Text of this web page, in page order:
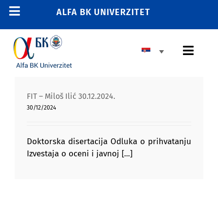
Skip
content
Toggle
Navigation
POČETNA
E-STUDENT
E-ZAPOSLENI
info@alfa.edu.rs
ALFA BK UNIVERZITET
MASTER STUDIJE
DOKTORSKE STUDIJE
FIT – Miloš Ilić 30.12.2024.
30/12/2024
Doktorska disertacija Odluka o prihvatanju
Izvestaja o oceni i javnoj [...]